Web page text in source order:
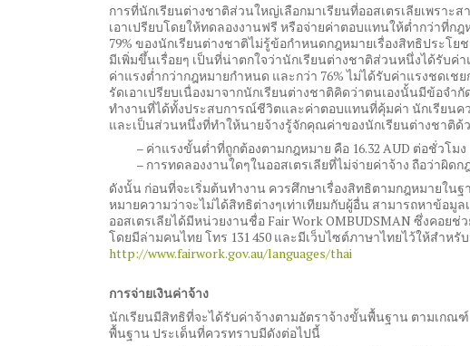
การที่นักเรียนต่างชาติส่วนใหญ่เลือกมาเรียนที่ออสเตรเลียเพราะ
เอาเปรียบโดยให้ทดลองงานฟรี หรือจ่ายค่าตอบแทนให้ต่ำกว่าที่ก
79% ของนักเรียนต่างชาติไม่รู้ข้อกำหนดกฎหมายเรื่องสิทธิประโ
มีเพิ่มขึ้นเรื่อยๆ เป็นที่น่าตกใจว่านักเรียนต่างชาติส่วนหนึ่งได้รับค่
ค่าแรงต่ำกว่ากฎหมายกำหนด และกว่า 76% ไม่ได้รับค่าแรงชดเ
รัดเอาเปรียบเนื่องมาจากนักเรียนต่างชาติคิดว่าตนเองนั้นมีข้อจ
ทำงานที่ได้ทั้งประสบการณ์ชีวิตและค่าตอบแทนที่คุ้มค่า นักเรียนค
และเป็นส่วนหนึ่งที่ทำให้นายจ้างรู้จักคุณค่าของนักเรียนต่างชาติด้
– ค่าแรงขั้นต่ำที่ถูกต้องตามกฎหมาย คือ 16.32 AUD ต่อชั่วโมง
– การทดลองงานใดๆในออสเตรเลียที่ไม่จ่ายค่าจ้าง ถือว่าผิดก
ดังนั้น ก่อนที่จะเริ่มต้นทำงาน ควรศึกษาเรื่องสิทธิตามกฎหมายใ
หมายความว่าจะไม่ได้สิทธิต่างๆเท่าเทียมกับผู้อื่น สามารถหาข้อมูล
ออสเตรเลียได้มีหน่วยงานชื่อ Fair Work OMBUDSMAN ซึ่งคอ
โดยมีล่ามคนไทย โทร 131 450 และมีเว็บไซต์ภาษาไทยไว้ให้สำห
http://www.fairwork.gov.au/languages/thai
การจ่ายเงินค่าจ้าง
นักเรียนมีสิทธิที่จะได้รับค่าจ้างตามอัตราจ้างขั้นพื้นฐาน ตามเก
พื้นฐาน ประเด็นที่ควรทราบมีดังต่อไปนี้